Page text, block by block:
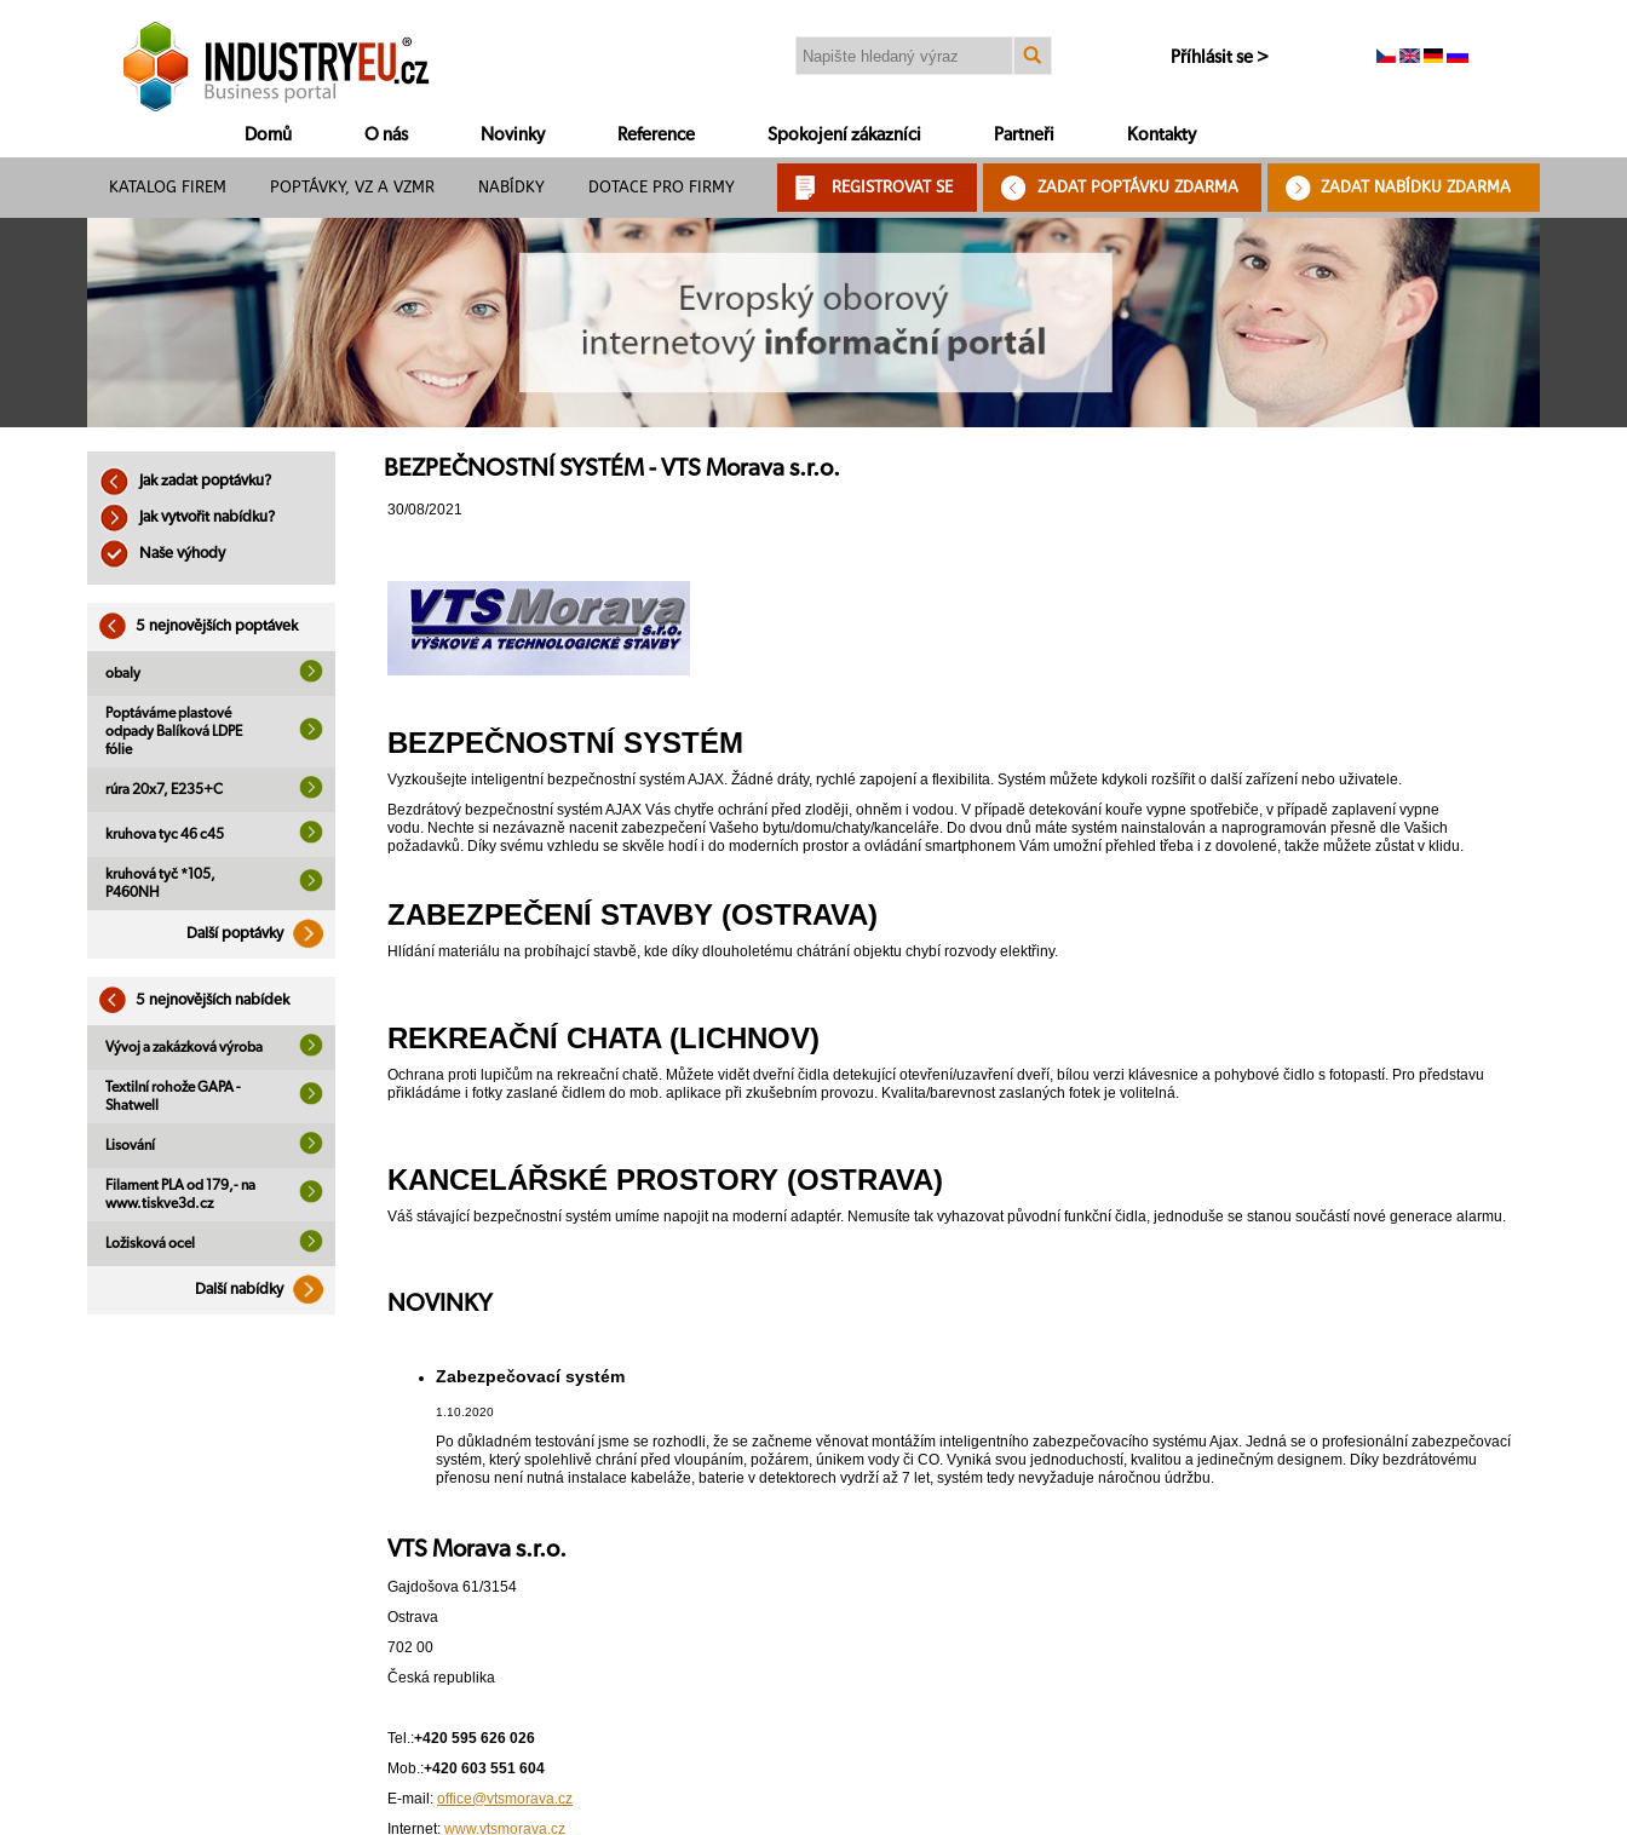
Příhlásit se >
Domů O nás Novinky Reference Spokojení zákazníci Partneři Kontakty
KATALOG FIREM POPTÁVKY, VZ A VZMR NABÍDKY DOTACE PRO FIRMY REGISTROVAT SE ZADAT POPTÁVKU ZDARMA ZADAT NABÍDKU ZDARMA
Jak zadat poptávku?
Jak vytvořit nabídku?
Naše výhody
5 nejnovějších poptávek
obaly
Poptáváme plastové
odpady Balíková LDPE
fólie
rúra 20x7, E235+C
kruhova tyc 46 c45
kruhová tyč *105,
P460NH
Další poptávky
5 nejnovějších nabídek
Vývoj a zakázková výroba
Textilní rohože GAPA -
Shatwell
Lisování
Filament PLA od 179,- na
www.tiskve3d.cz
Ložisková ocel
Další nabídky
BEZPEČNOSTNÍ SYSTÉM - VTS Morava s.r.o.
30/08/2021
BEZPEČNOSTNÍ SYSTÉM
Vyzkoušejte inteligentní bezpečnostní systém AJAX. Žádné dráty, rychlé zapojení a flexibilita. Systém můžete kdykoli rozšířit o další zařízení nebo uživatele.
Bezdrátový bezpečnostní systém AJAX Vás chytře ochrání před zloději, ohněm i vodou. V případě detekování kouře vypne spotřebiče, v případě zaplavení vypne
vodu. Nechte si nezávazně nacenit zabezpečení Vašeho bytu/domu/chaty/kanceláře. Do dvou dnů máte systém nainstalován a naprogramován přesně dle Vašich
požadavků. Díky svému vzhledu se skvěle hodí i do moderních prostor a ovládání smartphonem Vám umožní přehled třeba i z dovolené, takže můžete zůstat v klidu.
ZABEZPEČENÍ STAVBY (OSTRAVA)
Hlídání materiálu na probíhajcí stavbě, kde díky dlouholetému chátrání objektu chybí rozvody elektřiny.
REKREAČNÍ CHATA (LICHNOV)
Ochrana proti lupičům na rekreační chatě. Můžete vidět dveřní čidla detekující otevření/uzavření dveří, bílou verzi klávesnice a pohybové čidlo s fotopastí. Pro představu
přikládáme i fotky zaslané čidlem do mob. aplikace při zkušebním provozu. Kvalita/barevnost zaslaných fotek je volitelná.
KANCELÁŘSKÉ PROSTORY (OSTRAVA)
Váš stávající bezpečnostní systém umíme napojit na moderní adaptér. Nemusíte tak vyhazovat původní funkční čidla, jednoduše se stanou součástí nové generace alarmu.
NOVINKY
Zabezpečovací systém
1.10.2020
Po důkladném testování jsme se rozhodli, že se začneme věnovat montážím inteligentního zabezpečovacího systému Ajax. Jedná se o profesionální zabezpečovací
systém, který spolehlivě chrání před vloupáním, požárem, únikem vody či CO. Vyniká svou jednoduchostí, kvalitou a jedinečným designem. Díky bezdrátovému
přenosu není nutná instalace kabeláže, baterie v detektorech vydrží až 7 let, systém tedy nevyžaduje náročnou údržbu.
VTS Morava s.r.o.
Gajdošova 61/3154
Ostrava
702 00
Česká republika
Tel.:+420 595 626 026
Mob.:+420 603 551 604
E-mail: office@vtsmorava.cz
Internet: www.vtsmorava.cz